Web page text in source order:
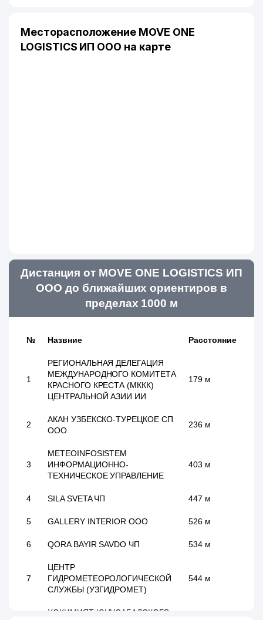
Месторасположение MOVE ONE
LOGISTICS ИП ООО на карте
Дистанция от MOVE ONE LOGISTICS ИП
ООО до ближайших ориентиров в
пределах 1000 м
№ Назвние Расстояние
1
РЕГИОНАЛЬНАЯ ДЕЛЕГАЦИЯ
МЕЖДУНАРОДНОГО КОМИТЕТА
КРАСНОГО КРЕСТА (МККК)
ЦЕНТРАЛЬНОЙ АЗИИ ИИ
179 м
2
АКАН УЗБЕКСКО-ТУРЕЦКОЕ СП
ООО
236 м
3
METEOINFOSISTEM
ИНФОРМАЦИОННО-
ТЕХНИЧЕСКОЕ УПРАВЛЕНИЕ
403 м
4 SILA SVETA ЧП 447 м
5 GALLERY INTERIOR ООО 526 м
6 QORA BAYIR SAVDO ЧП 534 м
7
ЦЕНТР
ГИДРОМЕТЕОРОЛОГИЧЕСКОЙ
СЛУЖБЫ (УЗГИДРОМЕТ)
544 м
ХОКИМИЯТ ЮНУСАБАДСКОГО